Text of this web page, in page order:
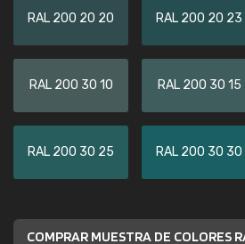
RAL 200 20 20 RAL 200 20 23
RAL 200 30 10 RAL 200 30 15
RAL 200 30 25 RAL 200 30 30
COMPRAR MUESTRA DE COLORES